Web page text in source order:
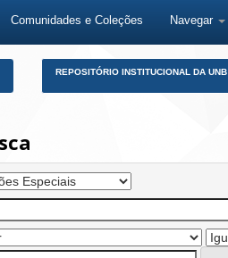
Comunidades e Coleções Navegar
REPOSITÓRIO INSTITUCIONAL DA UNB